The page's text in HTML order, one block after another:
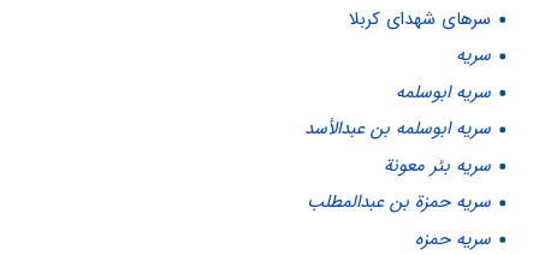
سرهای شهدای کربلا
سريه
سريه ابوسلمه
سريه ابوسلمه بن عبدالأسد
سريه بئر معونة
سريه حمزة بن عبدالمطلب
سريه حمزه